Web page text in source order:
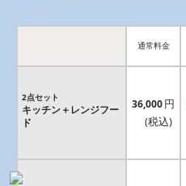
通常料金
2点セット
キッチン＋レンジフー
ド
36,000円
(税込)